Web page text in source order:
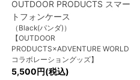
OUTDOOR PRODUCTS スマー
トフォンケース
（Black(パンダ)）
【OUTDOOR
PRODUCTS×ADVENTURE WORLD
コラボレーショングッズ】
5,500円(税込)